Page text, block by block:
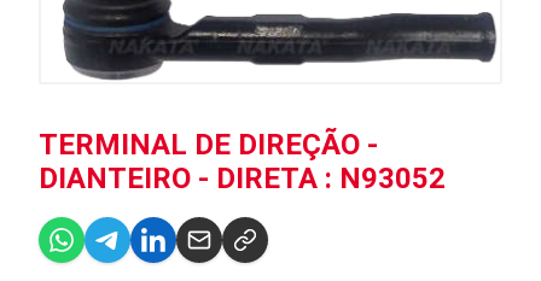
TERMINAL DE DIREÇÃO -
DIANTEIRO - DIRETA : N93052